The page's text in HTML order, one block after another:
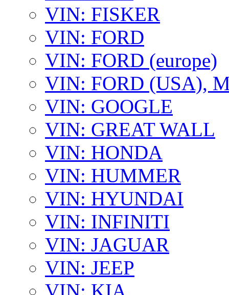
VIN: FISKER
VIN: FORD
VIN: FORD (europe)
VIN: FORD (USA),
VIN: GOOGLE
VIN: GREAT WALL
VIN: HONDA
VIN: HUMMER
VIN: HYUNDAI
VIN: INFINITI
VIN: JAGUAR
VIN: JEEP
VIN: KIA